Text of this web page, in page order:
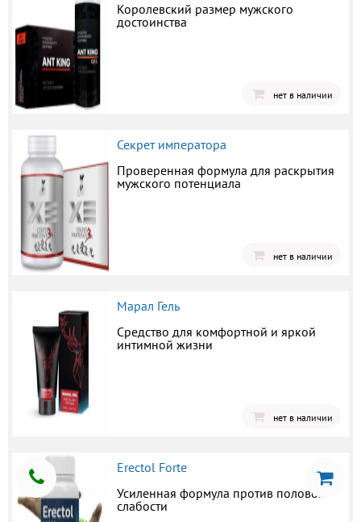
Королевский размер мужского
достоинства
нет в наличии
Секрет императора
Проверенная формула для раскрытия
мужского потенциала
нет в наличии
Марал Гель
Средство для комфортной и яркой
интимной жизни
нет в наличии
Erectol Forte
Усиленная формула против половой
слабости